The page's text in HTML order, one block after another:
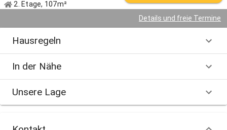
2. Etage, 107m²
Details und freie Termine
Hausregeln
In der Nähe
Unsere Lage